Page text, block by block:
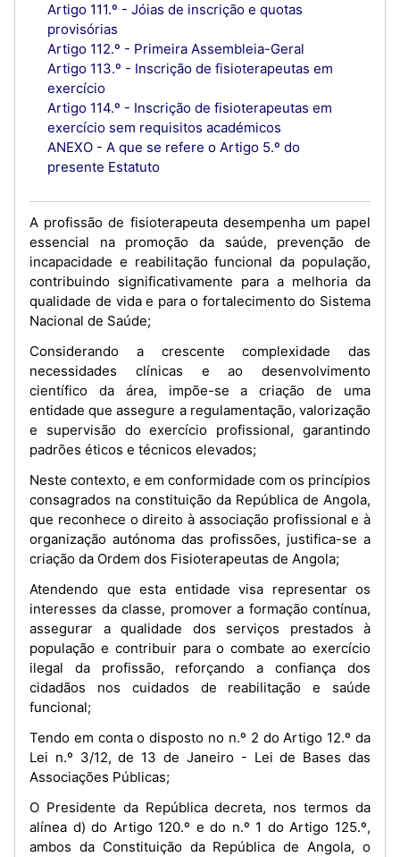
Artigo 111.º - Jóias de inscrição e quotas
provisórias
Artigo 112.º - Primeira Assembleia-Geral
Artigo 113.º - Inscrição de fisioterapeutas em
exercício
Artigo 114.º - Inscrição de fisioterapeutas em
exercício sem requisitos académicos
ANEXO - A que se refere o Artigo 5.º do
presente Estatuto
A profissão de fisioterapeuta desempenha um papel
essencial na promoção da saúde, prevenção de
incapacidade e reabilitação funcional da população,
contribuindo significativamente para a melhoria da
qualidade de vida e para o fortalecimento do Sistema
Nacional de Saúde;
Considerando a crescente complexidade das
necessidades clínicas e ao desenvolvimento
científico da área, impõe-se a criação de uma
entidade que assegure a regulamentação, valorização
e supervisão do exercício profissional, garantindo
padrões éticos e técnicos elevados;
Neste contexto, e em conformidade com os princípios
consagrados na constituição da República de Angola,
que reconhece o direito à associação profissional e à
organização autónoma das profissões, justifica-se a
criação da Ordem dos Fisioterapeutas de Angola;
Atendendo que esta entidade visa representar os
interesses da classe, promover a formação contínua,
assegurar a qualidade dos serviços prestados à
população e contribuir para o combate ao exercício
ilegal da profissão, reforçando a confiança dos
cidadãos nos cuidados de reabilitação e saúde
funcional;
Tendo em conta o disposto no n.º 2 do Artigo 12.º da
Lei n.º 3/12, de 13 de Janeiro - Lei de Bases das
Associações Públicas;
O Presidente da República decreta, nos termos da
alínea d) do Artigo 120.º e do n.º 1 do Artigo 125.º,
ambos da Constituição da República de Angola, o